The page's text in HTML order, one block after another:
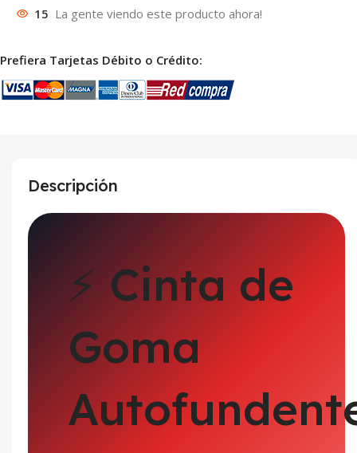
15 La gente viendo este producto ahora!
Prefiera Tarjetas Débito o Crédito:
Descripción
⚡ Cinta de
Goma